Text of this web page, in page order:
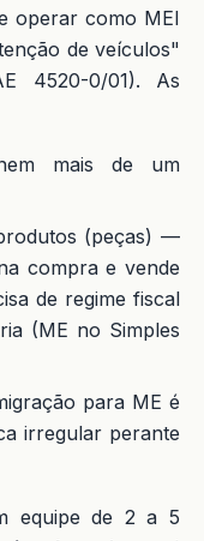
operar como MEI
de veículos"
4520-0/01). As
mais de um
(peças) —
compra e vende
de regime fiscal
(ME no Simples
para ME é
irregular perante
equipe de 2 a 5